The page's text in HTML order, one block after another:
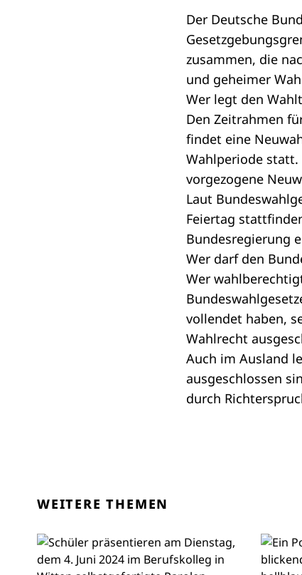
Der Deutsche
zusammen, die
und geheimer
Wer legt den
Den Zeitrahmen
findet eine
Wahlperiode statt.
vorgezogene
Laut
Feiertag
Bundesregierung
Wer darf den
Wer
vollendet haben,
Wahlrecht
Auch im Ausland
ausgeschlossen
durch
WEITERE THEMEN